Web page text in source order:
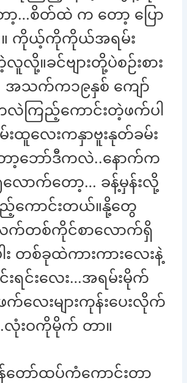
…စိတ်ထဲ က တော့ ပြော
ကိုယ့်ကိုကိုယ်အရမ်း
လို့။ခင်ဗျားတို့ပဲစဉ်းစား
အသက်က၁၉နှစ် ကျော်
လဲကြည့်ကောင်းတဲ့ဖက်ပါ
ထူလေးကနှာဗူးနုတ်ခမ်း
ော့ဘော်ဒီကလဲ..နောက်က
လောက်တော့… ခန့်မှန်းလို့
ကောင်းတယ်။နို့တွေ
က်တစ်ကိုင်စာလောက်ရှိ
တစ်ခုထဲကားကားလေးနဲ့
းရင်းလေး…အရမ်းမိုက်
လေးများကုန်းပေးလိုက်
းဝကိုမိုက် တာ။
န်တော်ထပ်ကံကောင်းတာ